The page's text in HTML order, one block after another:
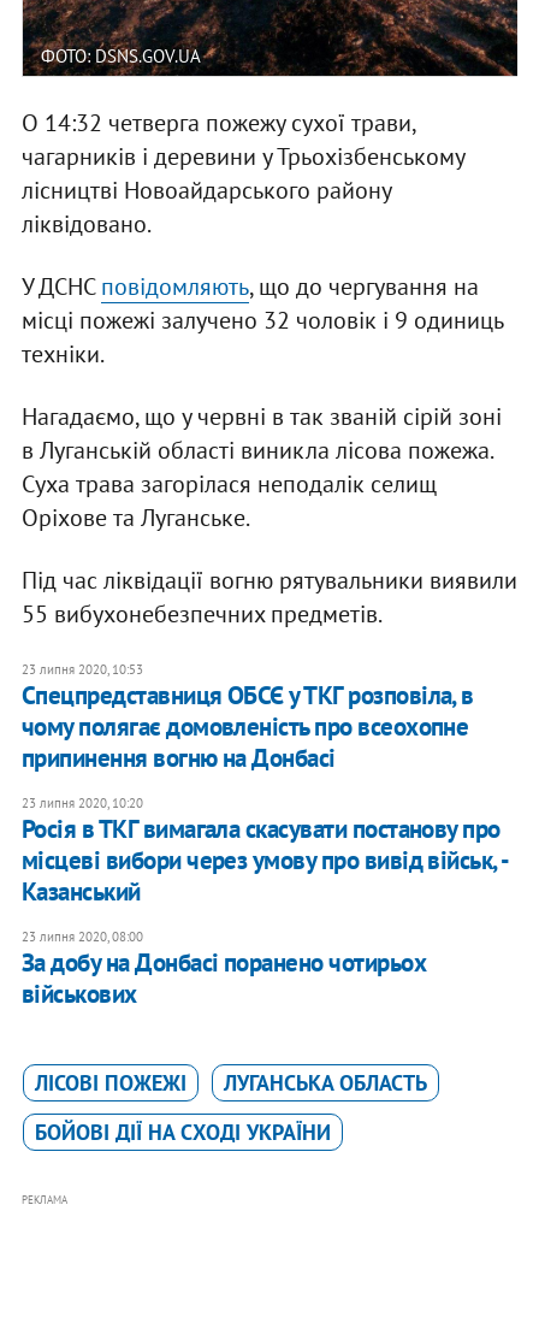
ФОТО: DSNS.GOV.UA
О 14:32 четверга пожежу сухої трави,
чагарників і деревини у Трьохізбенському
лісництві Новоайдарського району
ліквідовано.
У ДСНСповідомляють, що до чергування на
місці пожежі залучено 32 чоловік і 9 одиниць
техніки.
Нагадаємо, що у червні в так званій сірій зоні
в Луганській області виникла лісова пожежа.
Суха трава загорілася неподалік селищ
Оріхове та Луганське.
Під час ліквідації вогню рятувальники виявили
55 вибухонебезпечних предметів.
23 липня 2020, 10:53
Спецпредставниця ОБСЄ у ТКГ розповіла, в
чому полягає домовленість про всеохопне
припинення вогню на Донбасі
23 липня 2020, 10:20
​Росія в ТКГ вимагала скасувати постанову про
місцеві вибори через умову про вивід військ, -
Казанський
23 липня 2020, 08:00
За добу на Донбасі поранено чотирьох
військових
ЛІСОВІ ПОЖЕЖІ
ЛУГАНСЬКА ОБЛАСТЬ
БОЙОВІ ДІЇ НА СХОДІ УКРАЇНИ
РЕКЛАМА